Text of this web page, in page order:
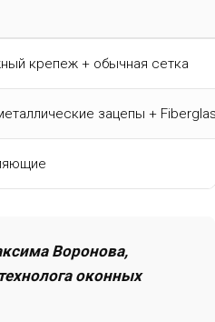
крепеж + обычная сетка
зацепы +
Воронова,
оконных